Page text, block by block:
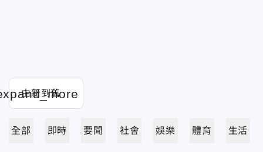
全部 即時 要聞 社會 娛樂 體育 生活